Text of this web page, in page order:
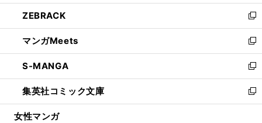
開
く
ウ
で
開
く
ン
ド
ウ
で
開
く
ウ
ィ
ン
ド
ウ
で
開
く
し
い
ウ
ィ
ン
ド
ウ
で
開
ZEBRACK
新
し
い
ウ
ィ
ン
ド
ウ
マンガMeets
新
し
い
ウ
ィ
ン
S-MANGA
新
し
い
ウ
集英社コミック文庫
新
し
女性マンガ